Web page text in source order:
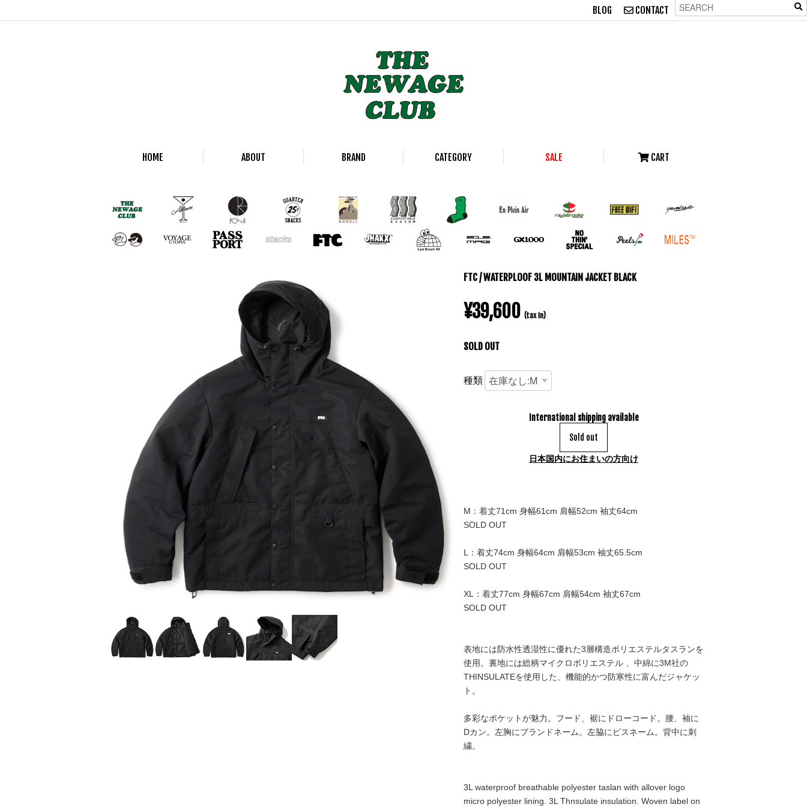
BLOG CONTACT
HOME ABOUT BRAND CATEGORY SALE CART
FTC / WATERPLOOF 3L MOUNTAIN JACKET BLACK
¥39,600 (tax in)
SOLD OUT
種類
International shipping available
Sold out
日本国内にお住まいの方向け
M：着丈71cm 身幅61cm 肩幅52cm 袖丈64cm
SOLD OUT
L：着丈74cm 身幅64cm 肩幅53cm 袖丈65.5cm
SOLD OUT
XL：着丈77cm 身幅67cm 肩幅54cm 袖丈67cm
SOLD OUT
表地には防水性透湿性に優れた3層構造ポリエステルタスランを
使用。裏地には総柄マイクロポリエステル 、中綿に3M社の
THINSULATEを使用した、機能的かつ防寒性に富んだジャケッ
ト。
多彩なポケットが魅力。フード、裾にドローコード。腰、袖に
Dカン。左胸にブランドネーム。左脇にピスネーム。背中に刺
繍。
3L waterproof breathable polyester taslan with allover logo
micro polyester lining. 3L Thnsulate insulation. Woven label on